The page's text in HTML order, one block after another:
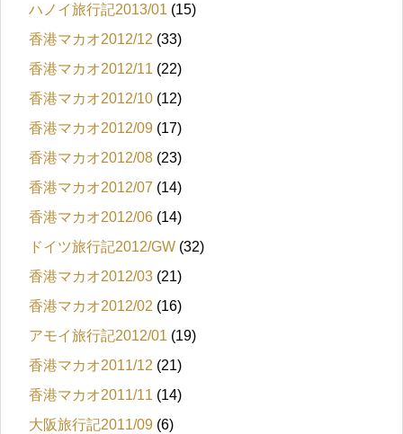
ハノイ旅行記2013/01 (15)
香港マカオ2012/12 (33)
香港マカオ2012/11 (22)
香港マカオ2012/10 (12)
香港マカオ2012/09 (17)
香港マカオ2012/08 (23)
香港マカオ2012/07 (14)
香港マカオ2012/06 (14)
ドイツ旅行記2012/GW (32)
香港マカオ2012/03 (21)
香港マカオ2012/02 (16)
アモイ旅行記2012/01 (19)
香港マカオ2011/12 (21)
香港マカオ2011/11 (14)
大阪旅行記2011/09 (6)